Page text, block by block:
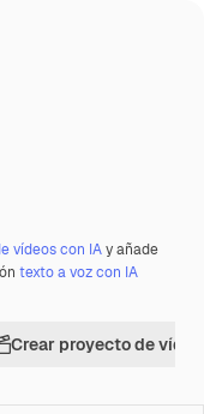
vídeos con IAy añade
texto a voz con IA
Crear proyecto de vídeo